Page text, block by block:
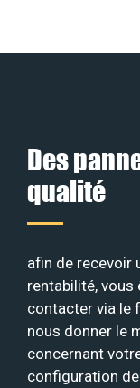
Des
qualité
afin de recevoir
rentabilité, vous
contacter via le
nous donner le
concernant
configuration